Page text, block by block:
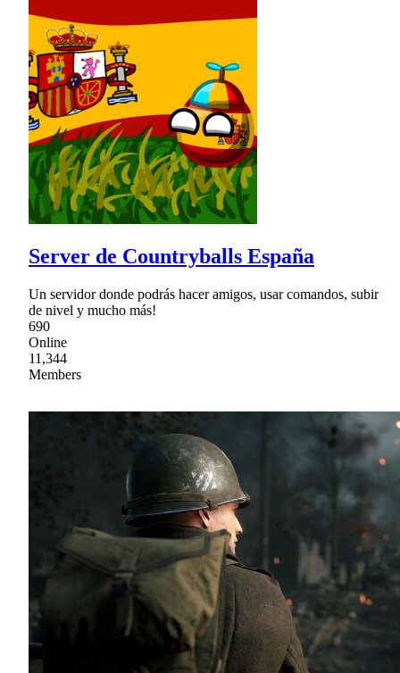
Server de Countryballs España
Un servidor donde podrás hacer amigos, usar comandos, subir
de nivel y mucho más!
690
Online
11,344
Members